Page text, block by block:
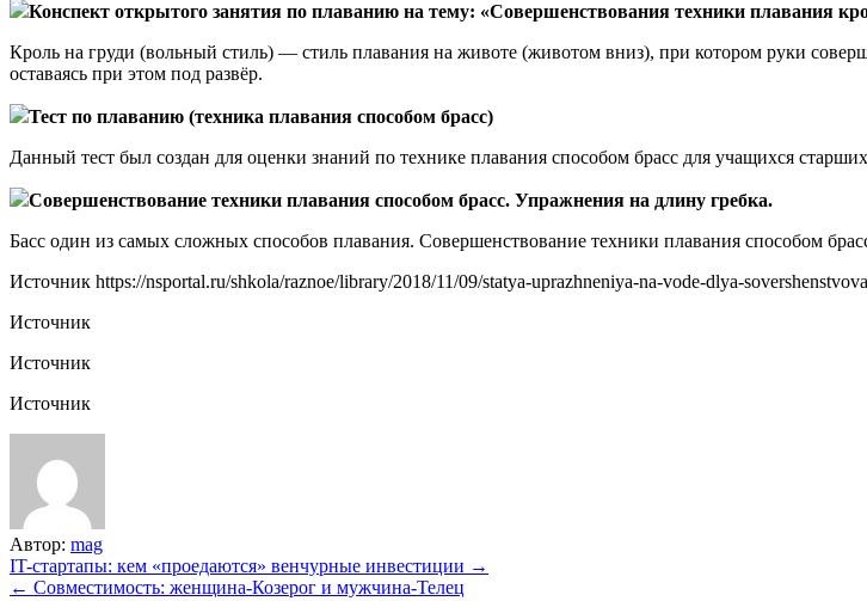
Конспект открытого занятия по плаванию на тему: «Совершенствования техники плавания
Кроль на груди (вольный стиль) — стиль плавания на животе (животом вниз), при котором руки
оставаясь при этом под развёр.
Тест по плаванию (техника плавания способом брасс)
Данный тест был создан для оценки знаний по технике плавания способом брасс для учащихся
Совершенствование техники плавания способом брасс. Упражнения на длину гребка.
Басс один из самых сложных способов плавания. Совершенствование техники плавания способом
Источник https://nsportal.ru/shkola/raznoe/library/2018/11/09/statya-uprazhneniya-na-vode-dlya-
Источник
Источник
Источник
Автор: mag
Навигация
IT-стартапы: кем «проедаются» венчурные инвестиции →
← Совместимость: женщина-Козерог и мужчина-Телец